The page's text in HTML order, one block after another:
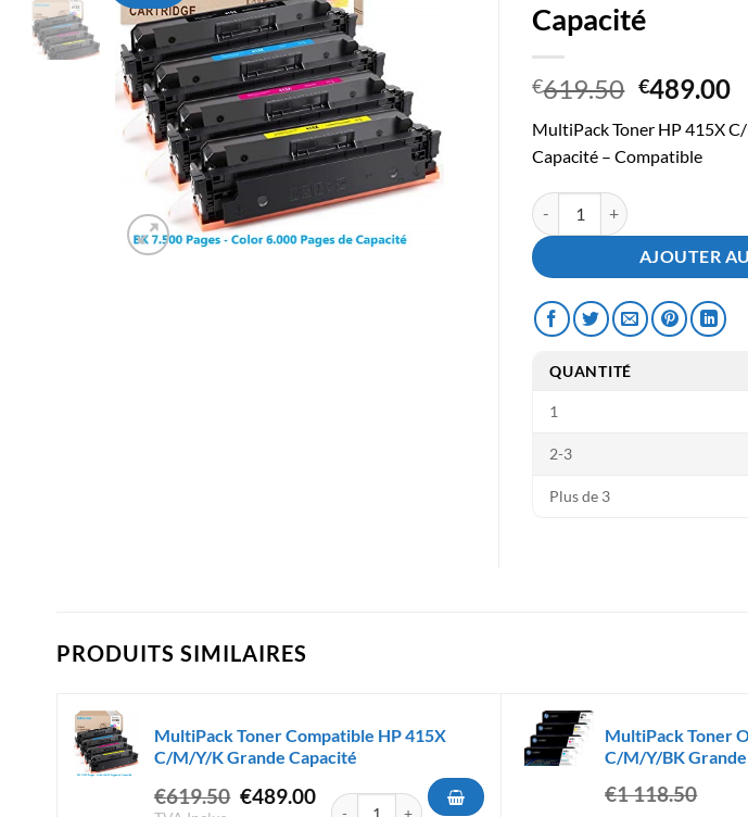
Capacité
€619.50 Le
initial
était :
€489.00Le
MultiPack Toner HP 415X
Capacité – Compatible
quantité de MultiPack Toner
AJOUTER
QUANTITÉ
1
2-3
Plus de 3
PRODUITS SIMILAIRES
MultiPack Toner Compatible HP 415X
C/M/Y/K Grande Capacité
€619.50 Le
€489.00Le
quantité de MultiPack Toner Compatible HP 415X C/M/Y/K
MultiPack Toner
C/M/Y/BK
€1 118.50